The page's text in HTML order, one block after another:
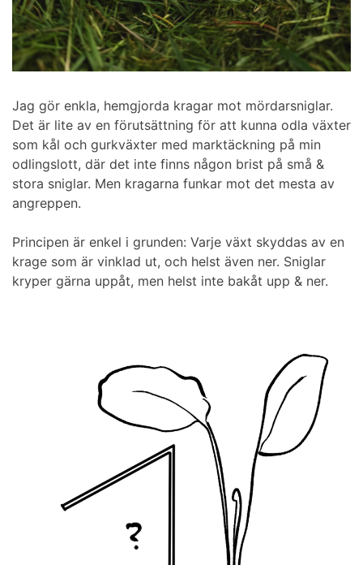
Jag gör enkla, hemgjorda kragar mot mördarsniglar.
Det är lite av en förutsättning för att kunna odla växter
som kål och gurkväxter med marktäckning på min
odlingslott, där det inte finns någon brist på små &
stora sniglar. Men kragarna funkar mot det mesta av
angreppen.
Principen är enkel i grunden: Varje växt skyddas av en
krage som är vinklad ut, och helst även ner. Sniglar
kryper gärna uppåt, men helst inte bakåt upp & ner.